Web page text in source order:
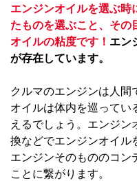
エンジンオイルを選ぶ時
たものを選ぶこと、その
オイルの粘度です！ エン
が存在しています。
クルマのエンジンは人
オイルは体内を巡ってい
えるでしょう。エンジ
換などでエンジンオイル
エンジンそのもののコン
ことに繋がります。